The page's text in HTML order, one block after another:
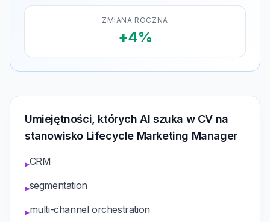
ZMIANA ROCZNA
+4%
Umiejętności, których AI szuka w CV na
stanowisko Lifecycle Marketing Manager
▸CRM
▸segmentation
▸multi-channel orchestration